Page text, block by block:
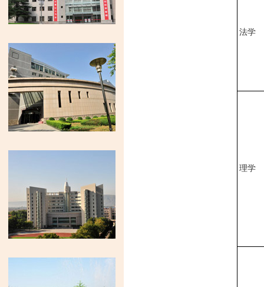
法学
理学